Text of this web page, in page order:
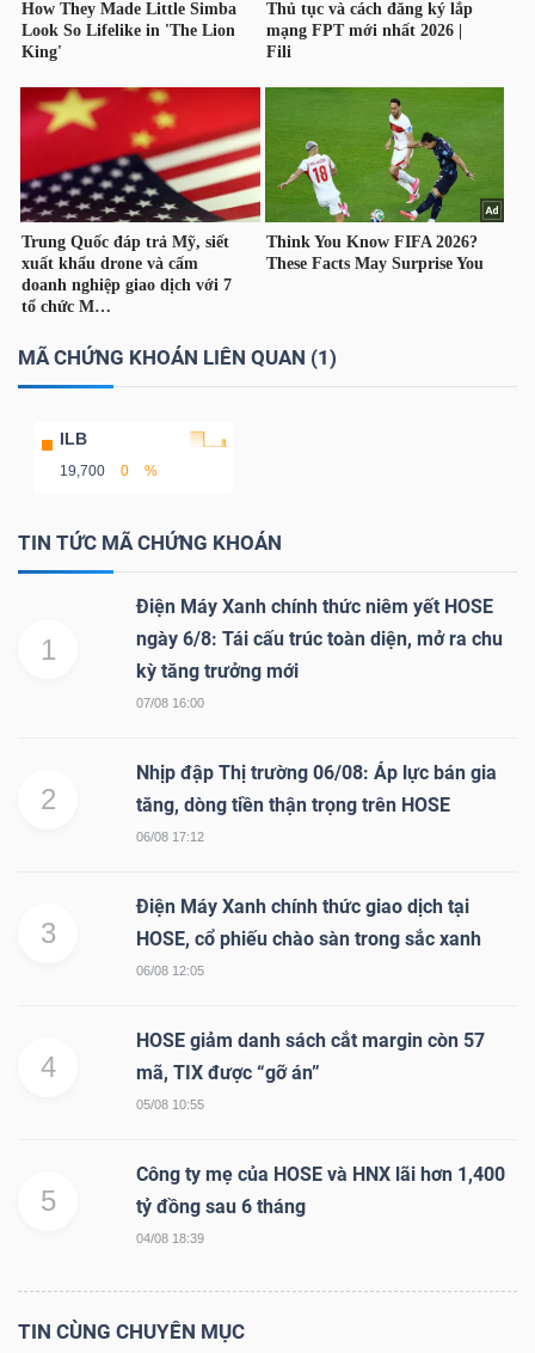
MÃ CHỨNG KHOÁN LIÊN QUAN (1)
ILB
19,700 0 %
TIN TỨC MÃ CHỨNG KHOÁN
1
Điện Máy Xanh chính thức niêm yết HOSE
ngày 6/8: Tái cấu trúc toàn diện, mở ra chu
kỳ tăng trưởng mới
07/08 16:00
2
Nhịp đập Thị trường 06/08: Áp lực bán gia
tăng, dòng tiền thận trọng trên HOSE
06/08 17:12
3
Điện Máy Xanh chính thức giao dịch tại
HOSE, cổ phiếu chào sàn trong sắc xanh
06/08 12:05
4
HOSE giảm danh sách cắt margin còn 57
mã, TIX được “gỡ án”
05/08 10:55
5
Công ty mẹ của HOSE và HNX lãi hơn 1,400
tỷ đồng sau 6 tháng
04/08 18:39
TIN CÙNG CHUYÊN MỤC
Bài
của
giả
(-)
Báo
phân
tích
ngữ
(-)
Dịch
Đào
chính
Công